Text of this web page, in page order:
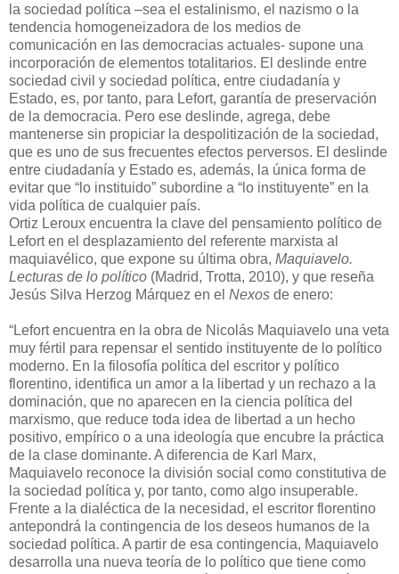
la sociedad política –sea el estalinismo, el nazismo o la
tendencia homogeneizadora de los medios de
comunicación en las democracias actuales- supone una
incorporación de elementos totalitarios. El deslinde entre
sociedad civil y sociedad política, entre ciudadanía y
Estado, es, por tanto, para Lefort, garantía de preservación
de la democracia. Pero ese deslinde, agrega, debe
mantenerse sin propiciar la despolitización de la sociedad,
que es uno de sus frecuentes efectos perversos. El deslinde
entre ciudadanía y Estado es, además, la única forma de
evitar que “lo instituido” subordine a “lo instituyente” en la
vida política de cualquier país.
Ortiz Leroux encuentra la clave del pensamiento político de
Lefort en el desplazamiento del referente marxista al
maquiavélico, que expone su última obra, Maquiavelo.
Lecturas de lo político (Madrid, Trotta, 2010), y que reseña
Jesús Silva Herzog Márquez en el Nexos de enero:
“Lefort encuentra en la obra de Nicolás Maquiavelo una veta
muy fértil para repensar el sentido instituyente de lo político
moderno. En la filosofía política del escritor y político
florentino, identifica un amor a la libertad y un rechazo a la
dominación, que no aparecen en la ciencia política del
marxismo, que reduce toda idea de libertad a un hecho
positivo, empírico o a una ideología que encubre la práctica
de la clase dominante. A diferencia de Karl Marx,
Maquiavelo reconoce la división social como constitutiva de
la sociedad política y, por tanto, como algo insuperable.
Frente a la dialéctica de la necesidad, el escritor florentino
antepondrá la contingencia de los deseos humanos de la
sociedad política. A partir de esa contingencia, Maquiavelo
desarrolla una nueva teoría de lo político que tiene como